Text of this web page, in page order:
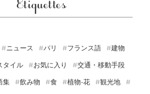
Étiquettes
ニュース パリ フランス語
建物
タイル
お気に入り
交通・移動手段
集
飲み物 食 植物-花
観光地